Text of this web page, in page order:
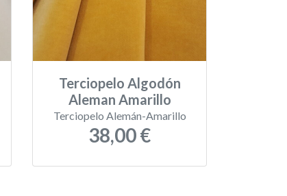
Terciopelo Algodón
Aleman Amarillo
Terciopelo Alemán-Amarillo
38,00 €